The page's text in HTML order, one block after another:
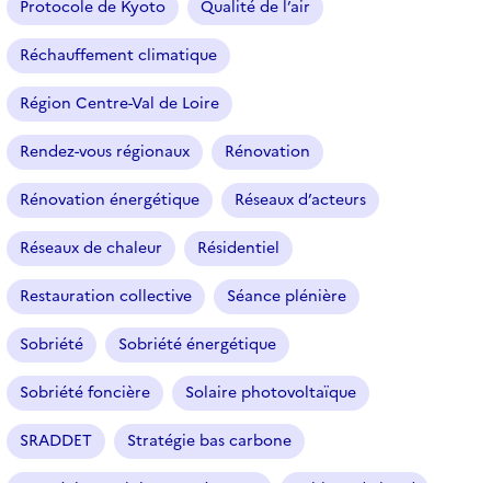
Protocole de Kyoto Qualité de l’air
Réchauffement climatique
Région Centre-Val de Loire
Rendez-vous régionaux Rénovation
Rénovation énergétique Réseaux d’acteurs
Réseaux de chaleur Résidentiel
Restauration collective Séance plénière
Sobriété Sobriété énergétique
Sobriété foncière Solaire photovoltaïque
SRADDET Stratégie bas carbone